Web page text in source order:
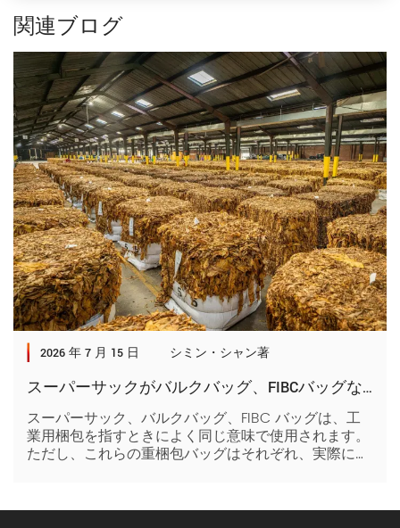
関連ブログ
2026 年 7 月 15 日 シミン・シャン著
スーパーサックがバルクバッグ、FIBCバッグなどとどう違うのか
スーパーサック、バルクバッグ、FIBC バッグは、工
業用梱包を指すときによく同じ意味で使用されます。
ただし、これらの重梱包バッグはそれぞれ、実際には
に適した梱包ソリューションを選択するために不可欠